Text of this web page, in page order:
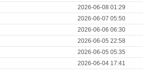
2026-06-08 01:29
2026-06-07 05:50
2026-06-06 06:30
2026-06-05 22:58
2026-06-05 05:35
2026-06-04 17:41